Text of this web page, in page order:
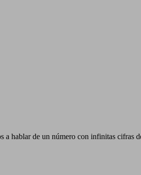
a hablar de un número con infinitas cifras